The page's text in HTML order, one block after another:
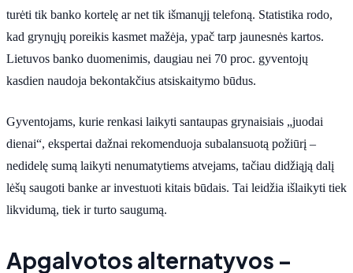
turėti tik banko kortelę ar net tik išmanųjį telefoną. Statistika rodo,
kad grynųjų poreikis kasmet mažėja, ypač tarp jaunesnės kartos.
Lietuvos banko duomenimis, daugiau nei 70 proc. gyventojų
kasdien naudoja bekontakčius atsiskaitymo būdus.
Gyventojams, kurie renkasi laikyti santaupas grynaisiais „juodai
dienai“, ekspertai dažnai rekomenduoja subalansuotą požiūrį –
nedidelę sumą laikyti nenumatytiems atvejams, tačiau didžiąją dalį
lėšų saugoti banke ar investuoti kitais būdais. Tai leidžia išlaikyti tiek
likvidumą, tiek ir turto saugumą.
Apgalvotos alternatyvos –